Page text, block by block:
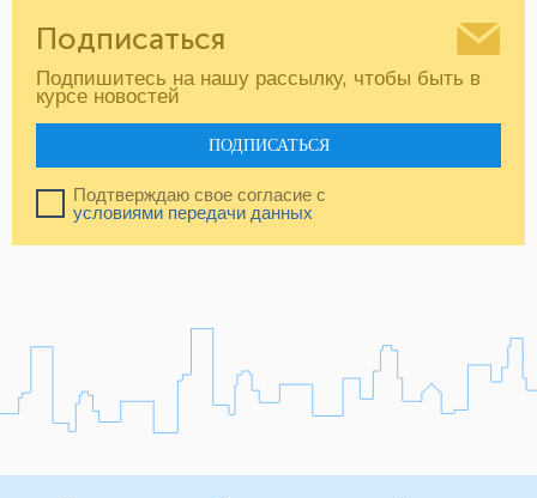
Подписаться
Подпишитесь на нашу рассылку, чтобы быть в
курсе новостей
ПОДПИСАТЬСЯ
Подтверждаю свое согласие с
условиями передачи данных